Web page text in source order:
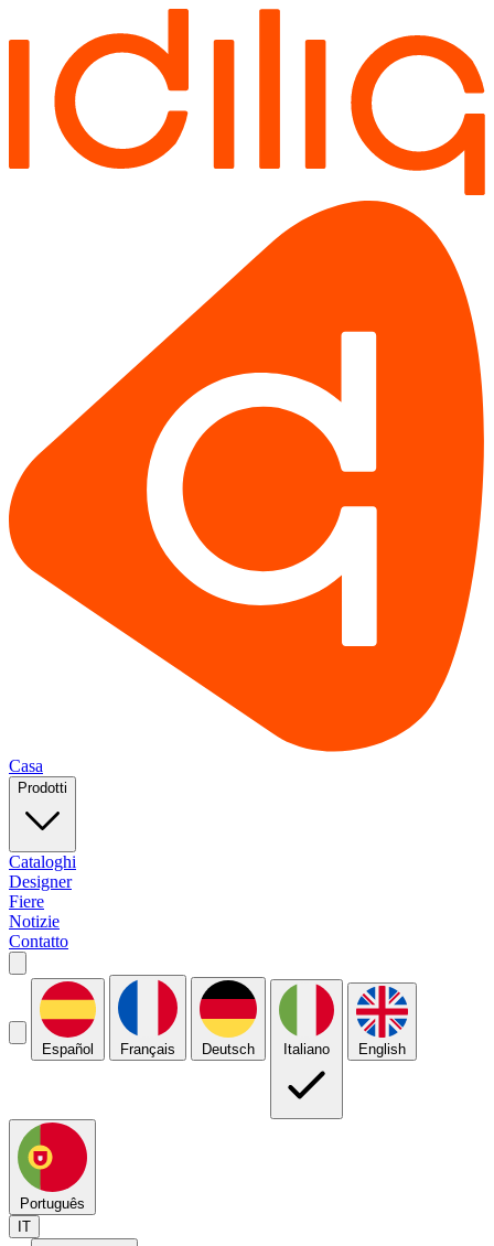
Casa
Prodotti
Cataloghi
Designer
Fiere
Notizie
Contatto
Español Français Deutsch Italiano English
Português
IT